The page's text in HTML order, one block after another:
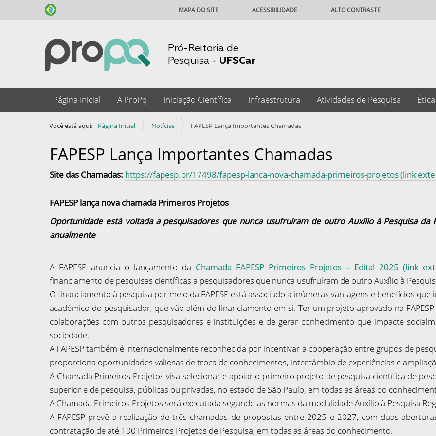
Pró-Reitoria de
Pesquisa - UFSCar
MAPA DO SITE ACESSIBILIDADE ALTO CONTRASTE
Página Inicial A ProPq Iniciação Científica Infraestrutura Atividades de Pesquisa Ética
Você está aqui: Página Inicial Notícias FAPESP Lança Importantes Chamadas
FAPESP Lança Importantes Chamadas
Site das Chamadas: https://fapesp.br/17498/fapesp-lanca-nova-chamada-primeiros-projetos (link
FAPESP lança nova chamada Primeiros Projetos
Oportunidade está voltada a pesquisadores que nunca usufruíram de outro Auxílio à Pesquisa da
anualmente
A FAPESP anuncia o lançamento da Chamada FAPESP Primeiros Projetos – Edital 2025 (link
financiamento de pesquisas científicas a pesquisadores que nunca usufruíram de outro Auxílio à
O financiamento à pesquisa por meio da FAPESP está associado a inúmeras vantagens e benefícios
acadêmico do pesquisador, que vão além do financiamento em si. Ter um projeto aprovado na
colaborações com outros pesquisadores e instituições e de gerar conhecimento que impacte
sociedade.
A FAPESP também é internacionalmente reconhecida por incentivar a cooperação entre grupos de
proporciona oportunidades valiosas de troca de conhecimentos, intercâmbio de experiências e
A Chamada Primeiros Projetos visa selecionar e apoiar o primeiro projeto de pesquisa científica de
superior e de pesquisa, públicas ou privadas, no estado de São Paulo, em todas as áreas do
A Chamada Primeiros Projetos será executada segundo as normas da modalidade Auxílio à Pesquisa
A FAPESP prevê a realização de três chamadas de propostas entre 2025 e 2027, com duas
contratação de até 100 Primeiros Projetos de Pesquisa, em todas as áreas do conhecimento.